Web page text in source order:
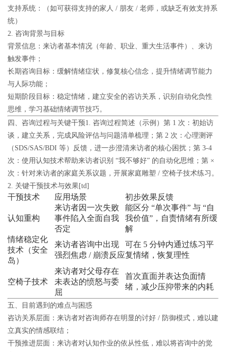
支持系统：（如可获得支持的家人 / 朋友 / 老师，或缺乏有效支持系
统）
2. 咨询背景与目标
背景信息 ：来访者基本情况（年龄、职业、重大生活事件）、来访
触发事件；
长期咨询目标 ：缓解情绪症状，修复核心信念，提升情绪调节能力
与人际功能；
短期阶段目标 ：稳定情绪，建立安全的咨访关系，识别自动化负性
思维，学习基础情绪调节技巧。
四、咨询过程与关键干预1. 咨询过程简述 （示例）第 1 次：初始访
谈，建立关系，完成风险评估与问题清单梳理；第 2 次：心理测评
（SDS/SAS/BDI 等）反馈，进一步澄清来访者的核心困扰；第 3-4
次：使用认知技术帮助来访者识别 “我不够好” 的自动化思维；第 ×
次：针对来访者的家庭关系议题，开展家庭雕塑 / 空椅子技术练习。
2. 关键干预技术与效果 [td]
干预技术 应用场景 初步效果反馈
认知重构
来访者因一次失败
事件陷入全面自我
否定
能区分 “单次事件” 与 “自
我价值”，自责情绪有所缓
解
情绪稳定化
技术（安全
岛）
来访者咨询中出现
强烈焦虑 / 崩溃反应
可在 5 分钟内通过练习平
复情绪，恢复理性
空椅子技术
来访者对父母存在
未表达的愤怒与委
屈
首次直面并表达负面情
绪，减少压抑带来的内耗
五、目前遇到的难点与困惑
咨访关系层面 ：来访者对咨询师存在明显的讨好 / 防御模式，难以建
立真实的情感联结；
干预推进层面 ：来访者对认知作业的依从性低，难以将咨询中的觉